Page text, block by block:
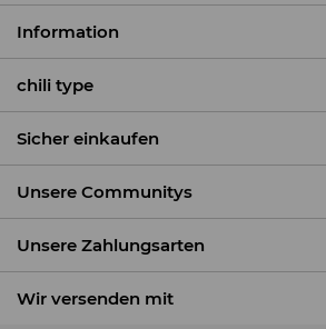
Information
chili type
Sicher einkaufen
Unsere Communitys
Unsere Zahlungsarten
Wir versenden mit